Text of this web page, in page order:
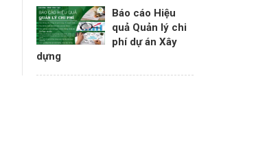
Báo cáo Hiệu
quả Quản lý chi
phí dự án Xây
dựng